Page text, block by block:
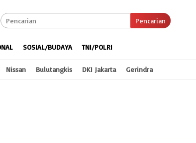
Pencarian
SOSIAL/BUDAYA TNI/POLRI
Nissan Bulutangkis DKI Jakarta Gerindra